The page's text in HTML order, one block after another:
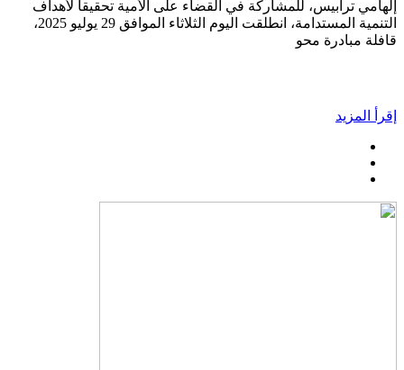
إلهامي ترابيس، للمشاركة في القضاء على الأمية تحقيقا لأهداف
التنمية المستدامة، انطلقت اليوم الثلاثاء الموافق 29 يوليو 2025،
قافلة مبادرة محو
إقرأ المزيد